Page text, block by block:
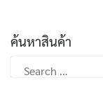
ค้นหาสินค้า
for: